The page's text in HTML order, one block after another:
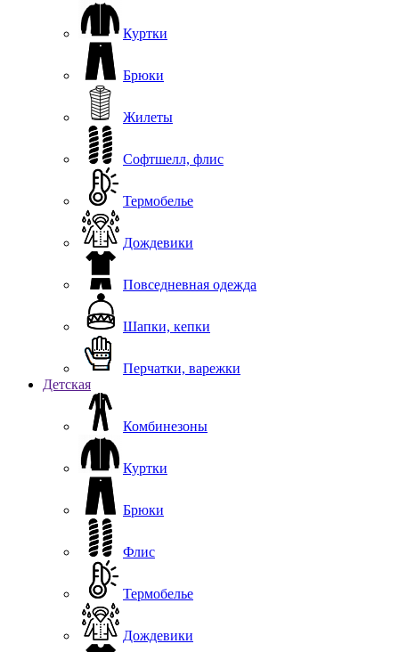
Куртки
Брюки
Жилеты
Софтшелл, флис
Термобелье
Дождевики
Повседневная одежда
Шапки, кепки
Перчатки, варежки
Детская
Комбинезоны
Куртки
Брюки
Флис
Термобелье
Дождевики